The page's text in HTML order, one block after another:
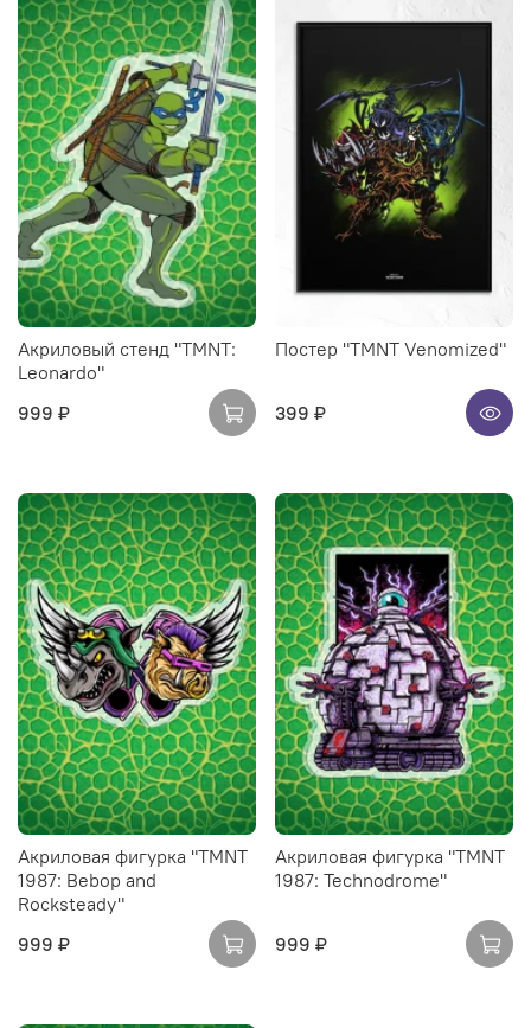
Акриловый стенд "TMNT:
Leonardo"
999 ₽
Постер "TMNT Venomized"
399 ₽
Акриловая фигурка "TMNT
1987: Bebop and
Rocksteady"
999 ₽
Акриловая фигурка "TMNT
1987: Technodrome"
999 ₽